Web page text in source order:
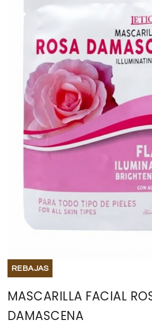
PERFUMES
BISUTERIA
BOLSOS Y
CALZADO
TECNOLOGIA
REBAJAS
MASCARILLA FACIAL
DAMASCENA